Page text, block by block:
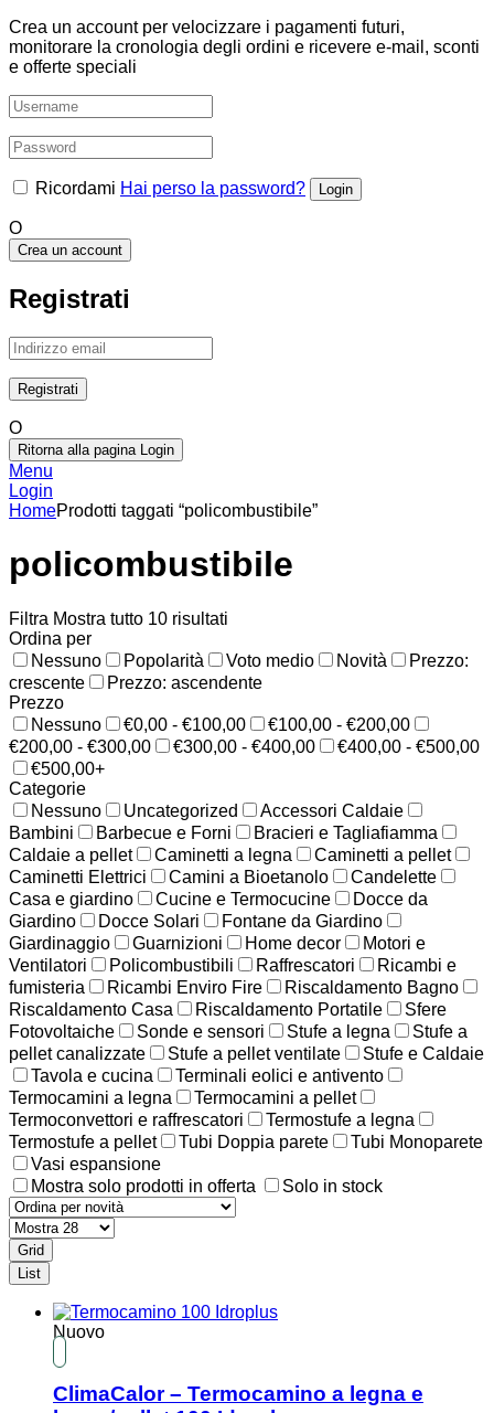
Crea un account per velocizzare i pagamenti futuri,
monitorare la cronologia degli ordini e ricevere e-mail, sconti
e offerte speciali
Ricordami Hai perso la password?
O
Crea un account
Registrati
O
Ritorna alla pagina Login
Menu
Login
HomeProdotti taggati “policombustibile”
policombustibile
Filtra Mostra tutto 10 risultati
Ordina per
Nessuno
Popolarità Voto medio Novità
Prezzo:
crescente
Prezzo: ascendente
Prezzo
Nessuno
€0,00 - €100,00
€100,00 - €200,00
€200,00 - €300,00
€300,00 - €400,00
€400,00 - €500,00
€500,00+
Categorie
Nessuno
Uncategorized
Accessori Caldaie
Bambini
Barbecue e Forni
Bracieri e Tagliafiamma
Caldaie a pellet
Caminetti a legna
Caminetti a pellet
Caminetti Elettrici
Camini a Bioetanolo
Candelette
Casa e giardino
Cucine e Termocucine
Docce da
Giardino
Docce Solari
Fontane da Giardino
Giardinaggio
Guarnizioni Home decor
Motori e
Ventilatori
Policombustibili Raffrescatori
Ricambi e
fumisteria
Ricambi Enviro Fire
Riscaldamento Bagno
Riscaldamento Casa
Riscaldamento Portatile
Sfere
Fotovoltaiche
Sonde e sensori Stufe a legna
Stufe a
pellet canalizzate
Stufe a pellet ventilate
Stufe e Caldaie
Tavola e cucina
Terminali eolici e antivento
Termocamini a legna
Termocamini a pellet
Termoconvettori e raffrescatori
Termostufe a legna
Termostufe a pellet
Tubi Doppia parete
Tubi Monoparete
Vasi espansione
Mostra solo prodotti in offerta
Solo in stock
Grid
List
Nuovo
ClimaCalor – Termocamino a legna e